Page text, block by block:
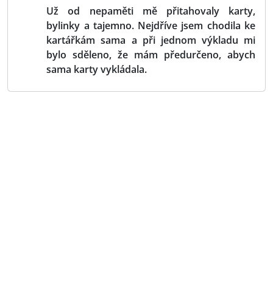
Už od nepaměti mě přitahovaly karty,
bylinky a tajemno. Nejdříve jsem chodila ke
kartářkám sama a při jednom výkladu mi
bylo sděleno, že mám předurčeno, abych
sama karty vykládala.